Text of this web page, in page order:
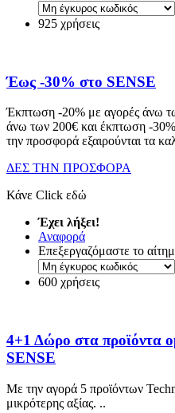
925 χρήσεις
Έως -30% στο SENSE
Έκπτωση -20% με αγορές άνω
άνω των 200€ και έκπτωση -
την προσφορά εξαιρούνται τα
ΔΕΣ ΤΗΝ ΠΡΟΣΦΟΡΑ
Κάνε Click εδώ
Έχει λήξει!
Αναφορά
Επεξεργαζόμαστε το
600 χρήσεις
4+1 Δώρο στα προϊόντα
SENSE
Με την αγορά 5 προϊόντων
μικρότερης αξίας. ..